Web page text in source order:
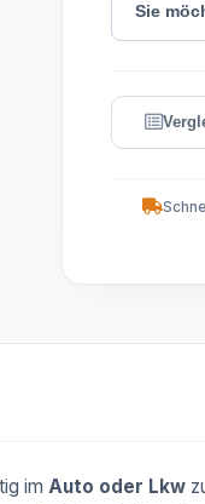
Sie
im Auto oder Lkw